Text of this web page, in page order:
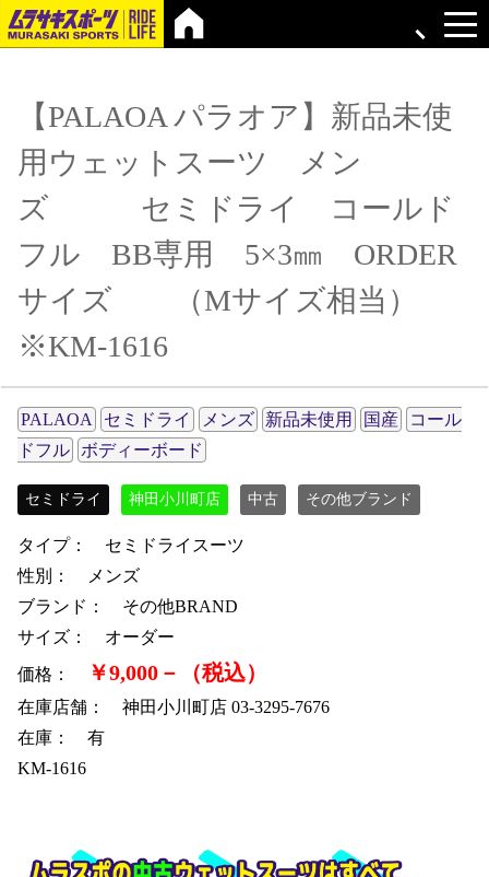
【PALAOA パラオア】新品未使
用ウェットスーツ メン
ズ セミドライ コールド
フル BB専用 5×3㎜ ORDER
サイズ （Mサイズ相当）
※KM-1616
PALAOA セミドライ メンズ 新品未使用 国産
コール
ドフル
ボディーボード
セミドライ 神田小川町店 中古 その他ブランド
タイプ： セミドライスーツ
性別： メンズ
ブランド： その他BRAND
サイズ： オーダー
価格：
￥9,000－（税込）
在庫店舗： 神田小川町店 03-3295-7676
在庫： 有
KM-1616